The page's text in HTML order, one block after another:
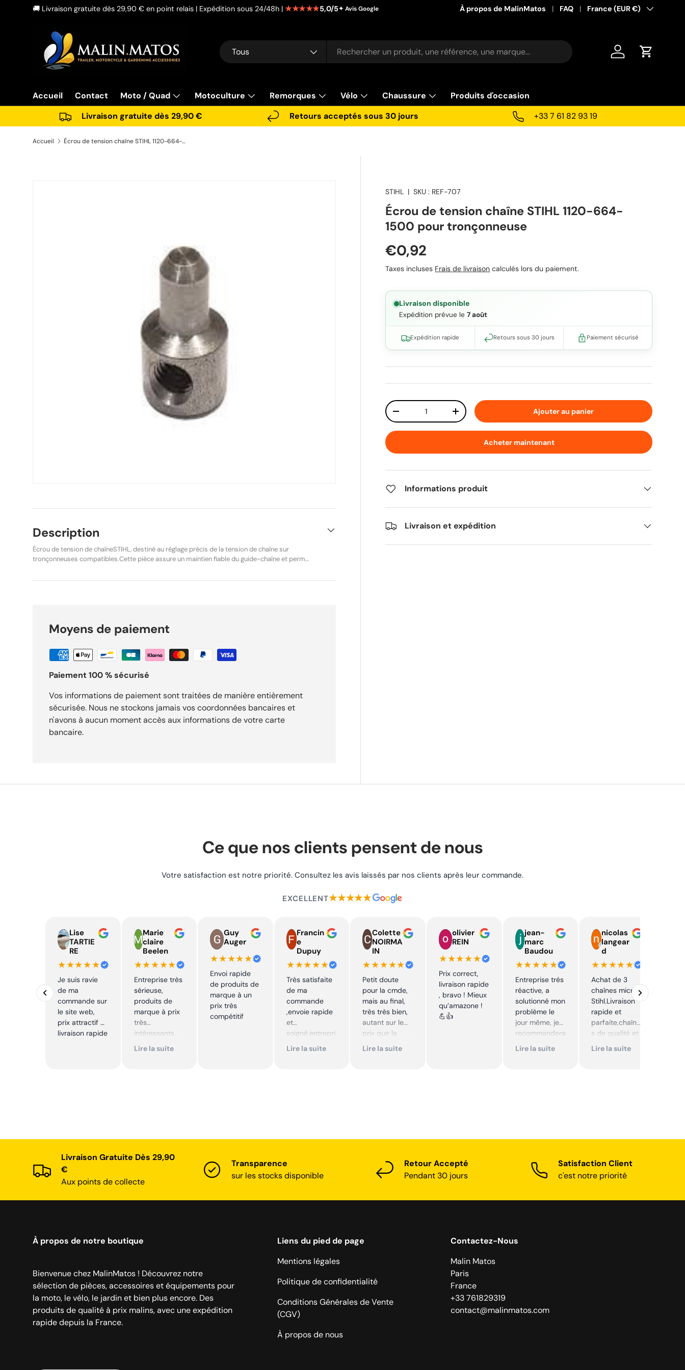
🚚 Livraison gratuite dès 29,90 € en point relais | Expédition sous 24/48h | ★★★★★5,0/5✦ Avis Google À propos de MalinMatos FAQ Pays
France (EUR €)
Recherche
Type de produit
Tous Se connecter
Panier
Accueil Contact Moto / Quad Motoculture Remorques Vélo Chaussure
Produits d'occasion
Livraison gratuite dès 29,90 €
Retours acceptés sous 30 jours +33 7 61 82 93 19
Accueil Écrou de tension chaîne STIHL 1120-664-1500 pour tronçonneuse
STIHL |SKU : REF-707
Écrou de tension chaîne STIHL 1120-664-
1500 pour tronçonneuse
Prix habituel
€0,92
Taxes incluses Frais de livraison calculés lors du paiement.
Livraison disponible
Expédition prévue le7 août
Expédition rapide Retours sous 30 jours Paiement sécurisé
Qté
Diminuer la quantitéAugmenter la quantitéAjouter au panier
Acheter maintenant
Informations produit
Livraison et expédition
Description
Écrou de tension de chaîneSTIHL, destiné au réglage précis de la tension de chaîne sur
tronçonneuses compatibles.Cette pièce assure un maintien fiable du guide-chaîne et permet
machine. Référence constructeur :1120-664-1500Équivalences :11206641500 Compatibilités
019 T STIHL Tronçonneuse électrique MSE 140 C-Q État :NeufProduit d’origine Ref vendeur :
Fonction : Cette pièce assure un maintien fiable du guide-chaîne et permet un réglage sûr et
Livraison gratuite dès 29,90 €. Retours acceptés sous 30 jours.
Moyens de paiement
Paiement 100 % sécurisé
Vos informations de paiement sont traitées de manière entièrement
sécurisée. Nous ne stockons jamais vos coordonnées bancaires et
n'avons à aucun moment accès aux informations de votre carte
bancaire.
Ce que nos clients pensent de nous
Votre satisfaction est notre priorité. Consultez les avis laissés par nos clients après leur commande.
EXCELLENT★★★★★
Lise
TARTIE
RE
★★★★★
Je suis ravie
de ma
commande sur
le site web,
prix attractif et
livraison rapide
Marie
claire
Beelen
★★★★★
Entreprise très
sérieuse,
produits de
marque à prix
très
intéressants.
Excellent suivi !
Lire la suite
Guy
Auger
★★★★★
Envoi rapide
de produits de
marque à un
prix très
compétitif
Francin
e
Dupuy
★★★★★
Très satisfaite
de ma
commande
,envoie rapide
et
soigné,entrepri
se sérieuse
Lire la suite
Colette
NOIRMA
IN
★★★★★
Petit doute
pour la cmde,
mais au final,
très très bien,
autant sur le
prix que la
qualité sur le
Lire la suite
olivier
REIN
★★★★★
Prix correct,
livraison rapide
, bravo ! Mieux
qu’amazone !
💪👍
jean-
marc
Baudou
★★★★★
Entreprise trés
réactive, a
solutionné mon
problème le
jour même, je
recommandera
i. Articles bien
Lire la suite
nicolas
langear
d
★★★★★
Achat de 3
chaînes micro
Stihl.Livraison
rapide et
parfaite,chaîne
s de qualité et
prix très
Lire la suite
Livraison Gratuite Dès 29,90
€
Aux points de collecte
Transparence
sur les stocks disponible
Retour Accepté
Pendant 30 jours
Satisfaction Client
c'est notre priorité
À propos de notre boutique
Bienvenue chez MalinMatos ! Découvrez notre
sélection de pièces, accessoires et équipements pour
la moto, le vélo, le jardin et bien plus encore. Des
produits de qualité à prix malins, avec une expédition
rapide depuis la France.
Liens du pied de page
Mentions légales
Politique de confidentialité
Conditions Générales de Vente
(CGV)
À propos de nous
Contactez-Nous
Malin Matos
Paris
France
+33 761829319
contact@malinmatos.com